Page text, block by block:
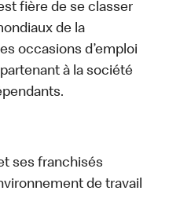
fière de se classer
de la
occasions d’emploi
à la société
ses franchisés
de travail